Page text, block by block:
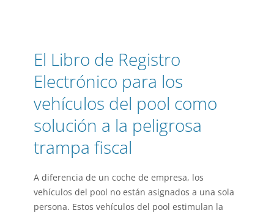
El Libro de Registro
Electrónico para los
vehículos del pool como
solución a la peligrosa
trampa fiscal
A diferencia de un coche de empresa, los
vehículos del pool no están asignados a una sola
persona. Estos vehículos del pool estimulan la